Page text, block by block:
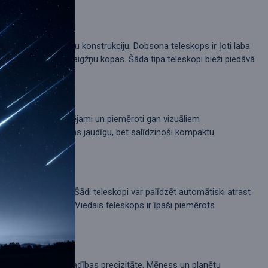
vadību un stabilu konstrukciju. Dobsona teleskops ir ļoti laba
vai zvaigžņu kopas. Šāda tipa teleskopi bieži piedāvā
ērti transportējami un piemēroti gan vizuāliem
kuri vēlas jaudīgu, bet salīdzinoši kompaktu
uz astronomiju. Šādi teleskopi var palīdzēt automātiski atrast
lielas pieredzes. Viedais teleskops ir īpaši piemērots
spēks un vadības precizitāte. Mēness un planētu